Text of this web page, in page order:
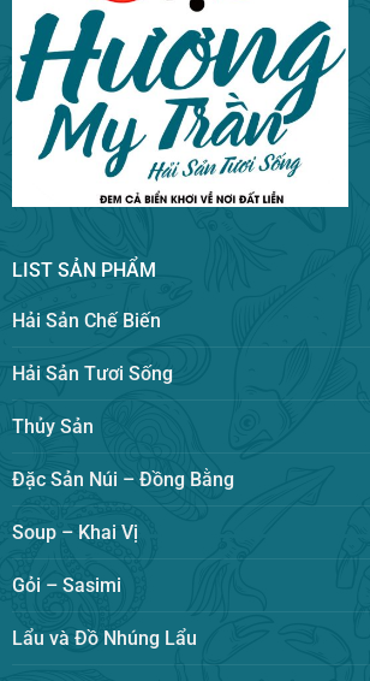
LIST SẢN PHẨM
Hải Sản Chế Biến
Hải Sản Tươi Sống
Thủy Sản
Đặc Sản Núi – Đồng Bằng
Soup – Khai Vị
Gỏi – Sasimi
Lẩu và Đồ Nhúng Lẩu